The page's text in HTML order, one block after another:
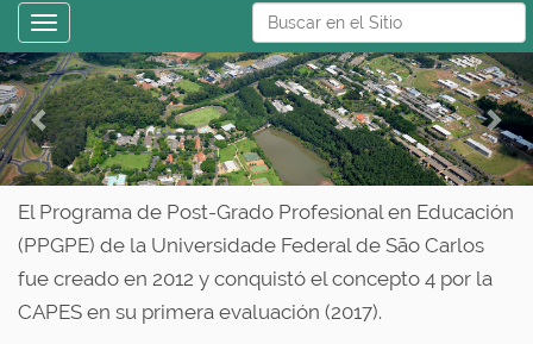
Búsqueda Avanzada…
v
e
g
a
Toggle navigation
P
r
e
v
i
u
N
e
x
t
El Programa de Post-Grado Profesional en Educación
(PPGPE) de la Universidade Federal de São Carlos
fue creado en 2012 y conquistó el concepto 4 por la
CAPES en su primera evaluación (2017).